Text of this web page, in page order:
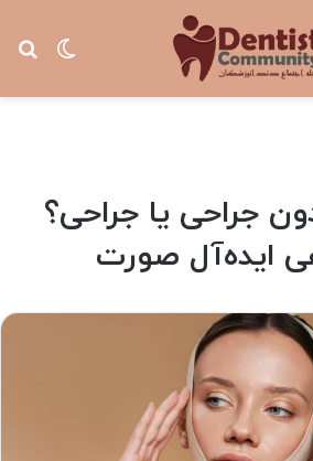
تغییر
جراحی یا جراحی؟
ایده‌آل صورت